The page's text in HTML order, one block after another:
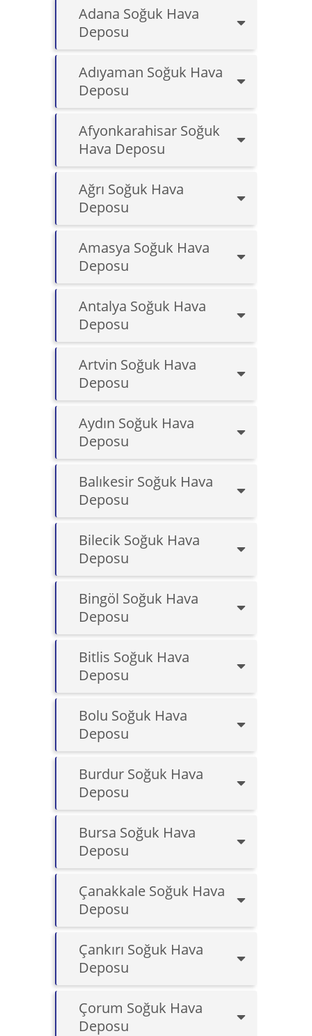
Adana Soğuk Hava
Deposu
Adıyaman Soğuk Hava
Deposu
Afyonkarahisar Soğuk
Hava Deposu
Ağrı Soğuk Hava
Deposu
Amasya Soğuk Hava
Deposu
Antalya Soğuk Hava
Deposu
Artvin Soğuk Hava
Deposu
Aydın Soğuk Hava
Deposu
Balıkesir Soğuk Hava
Deposu
Bilecik Soğuk Hava
Deposu
Bingöl Soğuk Hava
Deposu
Bitlis Soğuk Hava
Deposu
Bolu Soğuk Hava
Deposu
Burdur Soğuk Hava
Deposu
Bursa Soğuk Hava
Deposu
Çanakkale Soğuk Hava
Deposu
Çankırı Soğuk Hava
Deposu
Çorum Soğuk Hava
Deposu